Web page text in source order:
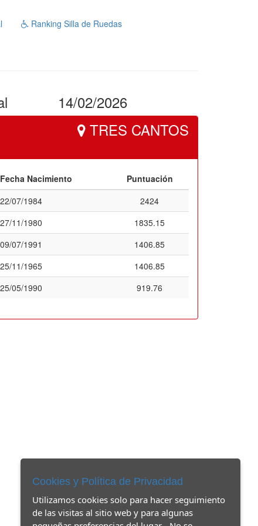
Ranking Silla de Ruedas
14/02/2026
TRES CANTOS
Fecha Nacimiento
Puntuación
22/07/1984
2424
27/11/1980
1835.15
09/07/1991
1406.85
25/11/1965
1406.85
25/05/1990 919.76
Cookies y Política de Privacidad
Utilizamos cookies solo para hacer seguimiento
de las visitas al sitio web y para algunas